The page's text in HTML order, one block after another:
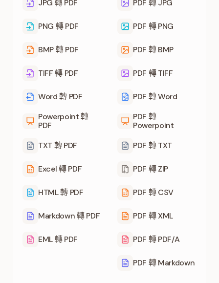
JPG 轉 PDF
PNG 轉 PDF
BMP 轉 PDF
TIFF 轉 PDF
Word 轉 PDF
Powerpoint 轉
PDF
TXT 轉 PDF
Excel 轉 PDF
HTML 轉 PDF
Markdown 轉 PDF
EML 轉 PDF
PDF 轉 JPG
PDF 轉 PNG
PDF 轉 BMP
PDF 轉 TIFF
PDF 轉 Word
PDF 轉
Powerpoint
PDF 轉 TXT
PDF 轉 ZIP
PDF 轉 CSV
PDF 轉 XML
PDF 轉 PDF/A
PDF 轉 Markdown